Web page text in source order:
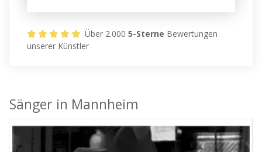
Über 2.0005-Sterne Bewertungen
unserer Künstler
Sänger in Mannheim